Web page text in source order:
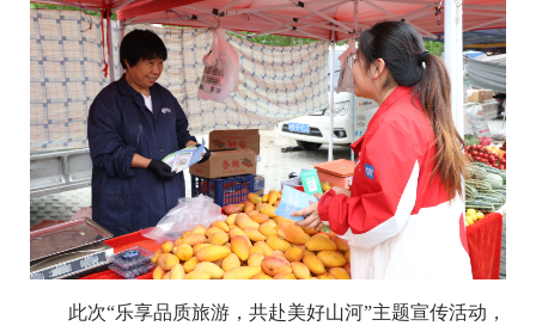
此次“乐享品质旅游，共赴美好山河”主题宣传活动，